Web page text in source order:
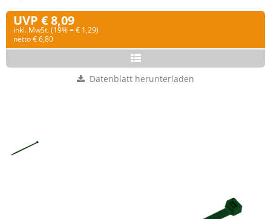
UVP € 8,09
inkl. MwSt. (19% = € 1,29)
netto € 6,80
Datenblatt herunterladen